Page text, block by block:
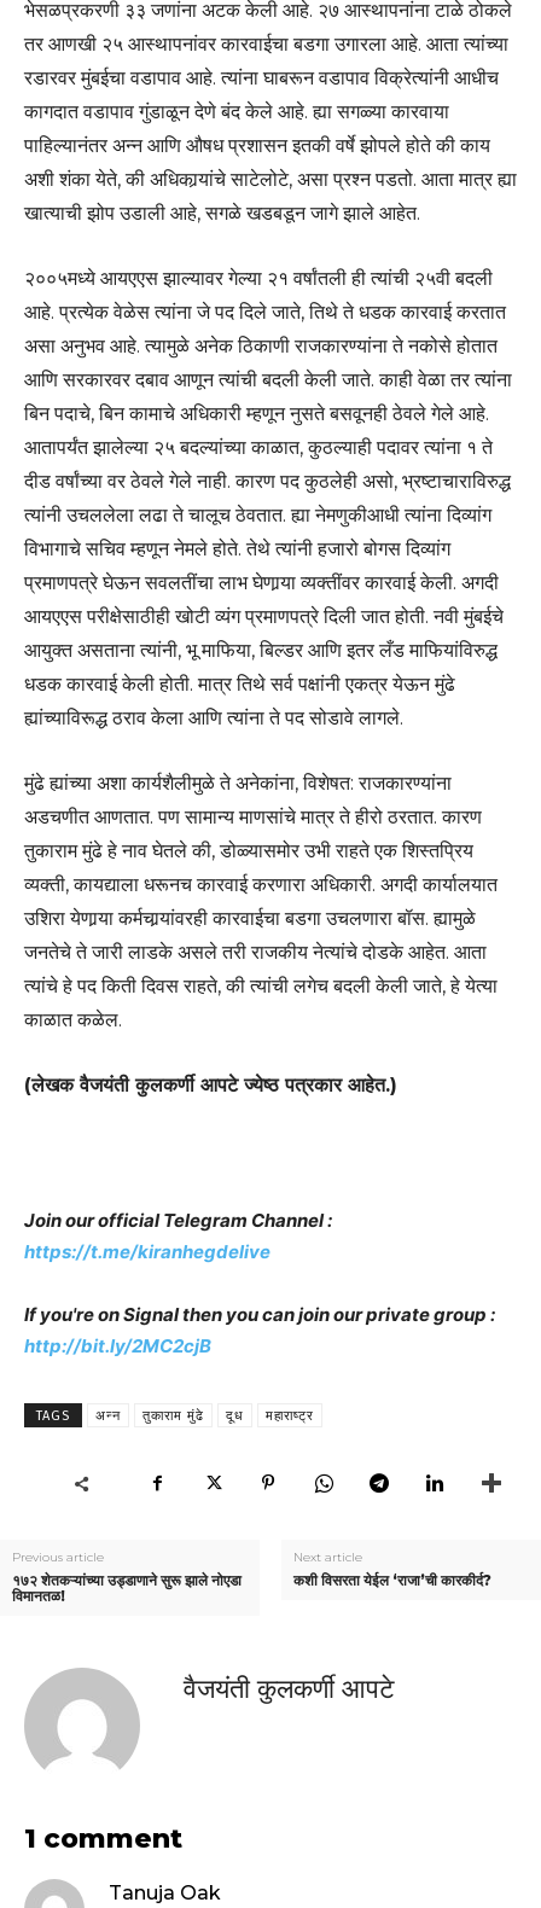
भेसळप्रकरणी ३३ जणांना अटक केली आहे. २७ आस्थापनांना टाळे ठोकले
तर आणखी २५ आस्थापनांवर कारवाईचा बडगा उगारला आहे. आता त्यांच्या
रडारवर मुंबईचा वडापाव आहे. त्यांना घाबरून वडापाव विक्रेत्यांनी आधीच
कागदात वडापाव गुंडाळून देणे बंद केले आहे. ह्या सगळ्या कारवाया
पाहिल्यानंतर अन्न आणि औषध प्रशासन इतकी वर्षे झोपले होते की काय
अशी शंका येते, की अधिकार्‍यांचे साटेलोटे, असा प्रश्न पडतो. आता मात्र ह्या
खात्याची झोप उडाली आहे, सगळे खडबडून जागे झाले आहेत.
२००५मध्ये आयएएस झाल्यावर गेल्या २१ वर्षांतली ही त्यांची २५वी बदली
आहे. प्रत्येक वेळेस त्यांना जे पद दिले जाते, तिथे ते धडक कारवाई करतात
असा अनुभव आहे. त्यामुळे अनेक ठिकाणी राजकारण्यांना ते नकोसे होतात
आणि सरकारवर दबाव आणून त्यांची बदली केली जाते. काही वेळा तर त्यांना
बिन पदाचे, बिन कामाचे अधिकारी म्हणून नुसते बसवूनही ठेवले गेले आहे.
आतापर्यंत झालेल्या २५ बदल्यांच्या काळात, कुठल्याही पदावर त्यांना १ ते
दीड वर्षांच्या वर ठेवले गेले नाही. कारण पद कुठलेही असो, भ्रष्टाचाराविरुद्ध
त्यांनी उचललेला लढा ते चालूच ठेवतात. ह्या नेमणुकीआधी त्यांना दिव्यांग
विभागाचे सचिव म्हणून नेमले होते. तेथे त्यांनी हजारो बोगस दिव्यांग
प्रमाणपत्रे घेऊन सवलतींचा लाभ घेणार्‍या व्यक्तींवर कारवाई केली. अगदी
आयएएस परीक्षेसाठीही खोटी व्यंग प्रमाणपत्रे दिली जात होती. नवी मुंबईचे
आयुक्त असताना त्यांनी, भू माफिया, बिल्डर आणि इतर लँड माफियांविरुद्ध
धडक कारवाई केली होती. मात्र तिथे सर्व पक्षांनी एकत्र येऊन मुंढे
ह्यांच्याविरूद्ध ठराव केला आणि त्यांना ते पद सोडावे लागले.
मुंढे ह्यांच्या अशा कार्यशैलीमुळे ते अनेकांना, विशेषत: राजकारण्यांना
अडचणीत आणतात. पण सामान्य माणसांचे मात्र ते हीरो ठरतात. कारण
तुकाराम मुंढे हे नाव घेतले की, डोळ्यासमोर उभी राहते एक शिस्तप्रिय
व्यक्ती, कायद्याला धरूनच कारवाई करणारा अधिकारी. अगदी कार्यालयात
उशिरा येणार्‍या कर्मचार्‍यांवरही कारवाईचा बडगा उचलणारा बॉस. ह्यामुळे
जनतेचे ते जारी लाडके असले तरी राजकीय नेत्यांचे दोडके आहेत. आता
त्यांचे हे पद किती दिवस राहते, की त्यांची लगेच बदली केली जाते, हे येत्या
काळात कळेल.
(लेखक वैजयंती कुलकर्णी आपटे ज्येष्ठ पत्रकार आहेत.)
Join our official Telegram Channel :
https://t.me/kiranhegdelive
If you're on Signal then you can join our private group :
http://bit.ly/2MC2cjB
TAGS अन्न तुकाराम मुंढे दूध महाराष्ट्र
Previous article
१७२ शेतकऱ्यांच्या उड्डाणाने सुरू झाले नोएडा
विमानतळ!
Next article
कशी विसरता येईल ‘राजा’ची कारकीर्द?
वैजयंती कुलकर्णी आपटे
1 comment
Tanuja Oak